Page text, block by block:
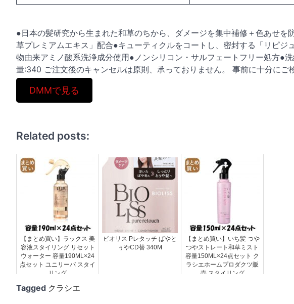
●日本の髪研究から生まれた和草のちから、ダメージを集中補修＋色あせ
草プレミアムエキス」配合●キューティクルをコートし、密封する「リピジ
物由来アミノ酸系洗浄成分使用●ノンシリコン・サルフェートフリー処方●
量:340 ご注文後のキャンセルは原則、承っておりません。 事前に十分にご
DMMで見る
Related posts:
【まとめ買い】ラックス 美
容液スタイリング リセット
ウォーター 容量190ML×24
点セット ユニリーバ スタイ
リング
ビオリス Pレタッチ ぱやと
ぅやCD替 340M
【まとめ買い】いち髪 つや
つやストレート和草ミスト
容量150ML×24点セット ク
ラシエホームプロダクツ販
売 スタイリング
Tagged クラシエ